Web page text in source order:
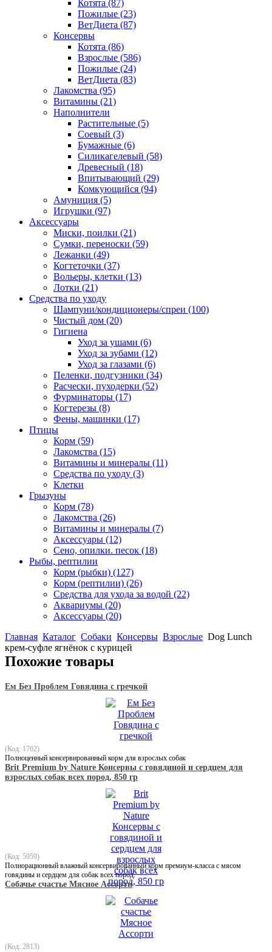
Котята (87)
Пожилые (23)
ВетДиета (87)
Консервы
Котята (86)
Взрослые (586)
Пожилые (24)
ВетДиета (83)
Лакомства (95)
Витамины (21)
Наполнители
Растительные (5)
Соевый (3)
Бумажные (6)
Силикагелевый (58)
Древесный (18)
Впитывающий (29)
Комкующийся (94)
Амуниция (5)
Игрушки (97)
Аксессуары
Миски, поилки (21)
Сумки, переноски (59)
Лежанки (49)
Когтеточки (37)
Вольеры, клетки (13)
Лотки (21)
Средства по уходу
Шампуни/кондиционеры/спреи (100)
Чистый дом (20)
Гигиена
Уход за ушами (6)
Уход за зубами (12)
Уход за глазами (6)
Пеленки, подгузники (34)
Расчески, пуходерки (52)
Фурминаторы (17)
Когтерезы (8)
Фены, машинки (17)
Птицы
Корм (59)
Лакомства (15)
Витамины и минералы (11)
Средства по уходу (3)
Клетки
Грызуны
Корм (78)
Лакомства (26)
Витамины и минералы (7)
Аксессуары (12)
Сено, опилки. песок (18)
Рыбы, рептилии
Корм (рыбки) (127)
Корм (рептилии) (26)
Средства для ухода за водой (22)
Аквариумы (20)
Аксессуары (20)
Главная Каталог Собаки Консервы Взрослые Dog Lunch
крем-суфле ягнёнок с курицей
Похожие товары
Ем Без Проблем Говядина с гречкой
(Код: 1762)
Полноценный консервированный корм для взрослых собак
Brit Premium by Nature Консервы с говядиной и сердцем для
взрослых собак всех пород, 850 гр
(Код: 5959)
Полнорационный влажный консервированный корм премиум-класса с мясом
говядины и сердцем для собак всех пород.
Собачье счастье Мясное Ассорти
(Код: 2813)